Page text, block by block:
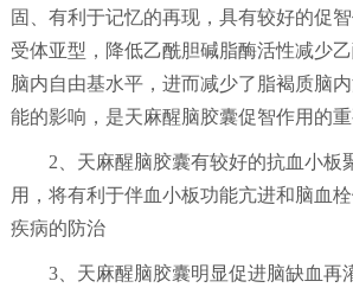
固、有利于记忆的再现，具有较好的促
受体亚型，降低乙酰胆碱脂酶活性减少
脑内自由基水平，进而减少了脂褐质脑
能的影响，是天麻醒脑胶囊促智作用的重
2、天麻醒脑胶囊有较好的抗血小板
用，将有利于伴血小板功能亢进和脑血
疾病的防治
3、天麻醒脑胶囊明显促进脑缺血再